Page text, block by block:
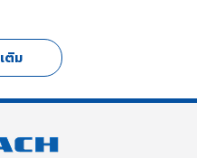
ติม